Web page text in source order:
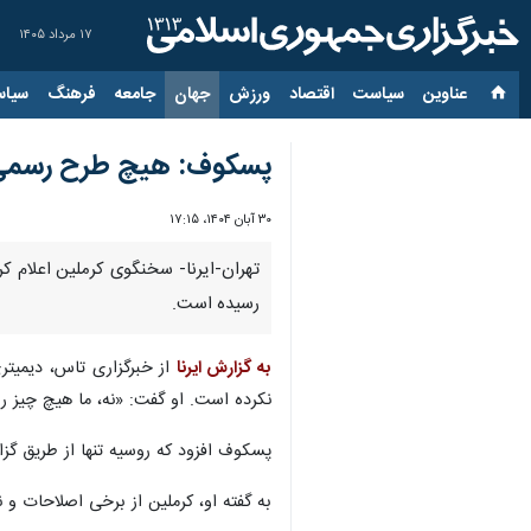
۱۷ مرداد ۱۴۰۵
عناوین‌ سیاست اقتصاد ورزش جهان جامعه فرهنگ
پسکوف: هیچ طرح رسمی
۳۰ آبان ۱۴۰۴، ۱۷:۱۵